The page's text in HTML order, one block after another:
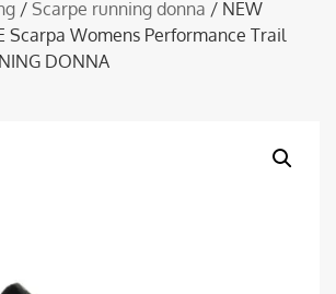
/ Scarpe running donna / NEW
Scarpa Womens Performance Trail
DONNA